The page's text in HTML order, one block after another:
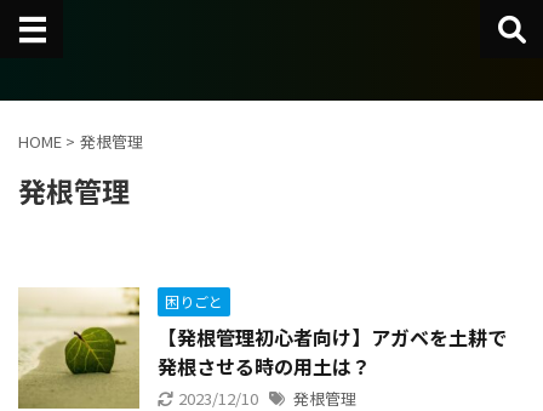
HOME > 発根管理
発根管理
困りごと
【発根管理初心者向け】アガベを土耕で
発根させる時の用土は？
2023/12/10 発根管理